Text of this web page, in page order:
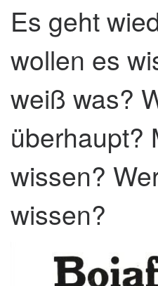
Es geht
wollen es
weiß was?
überhaupt?
wissen?
wissen?